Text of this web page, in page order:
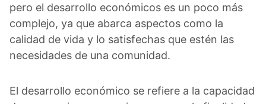
pero el desarrollo económicos es un poco más
complejo, ya que abarca aspectos como la
calidad de vida y lo satisfechas que estén las
necesidades de una comunidad.
El desarrollo económico se refiere a la capacidad